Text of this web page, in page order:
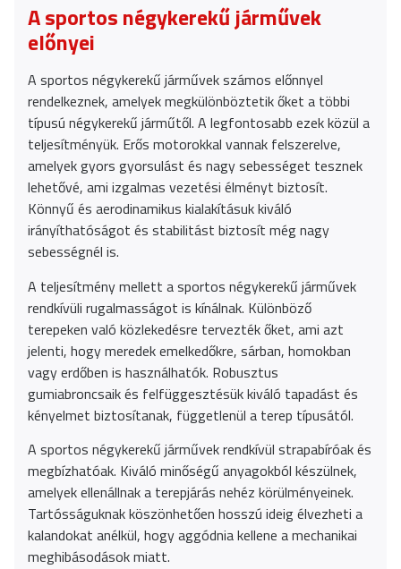
A sportos négykerekű járművek
előnyei
A sportos négykerekű járművek számos előnnyel
rendelkeznek, amelyek megkülönböztetik őket a többi
típusú négykerekű járműtől. A legfontosabb ezek közül a
teljesítményük. Erős motorokkal vannak felszerelve,
amelyek gyors gyorsulást és nagy sebességet tesznek
lehetővé, ami izgalmas vezetési élményt biztosít.
Könnyű és aerodinamikus kialakításuk kiváló
irányíthatóságot és stabilitást biztosít még nagy
sebességnél is.
A teljesítmény mellett a sportos négykerekű járművek
rendkívüli rugalmasságot is kínálnak. Különböző
terepeken való közlekedésre tervezték őket, ami azt
jelenti, hogy meredek emelkedőkre, sárban, homokban
vagy erdőben is használhatók. Robusztus
gumiabroncsaik és felfüggesztésük kiváló tapadást és
kényelmet biztosítanak, függetlenül a terep típusától.
A sportos négykerekű járművek rendkívül strapabíróak és
megbízhatóak. Kiváló minőségű anyagokból készülnek,
amelyek ellenállnak a terepjárás nehéz körülményeinek.
Tartósságuknak köszönhetően hosszú ideig élvezheti a
kalandokat anélkül, hogy aggódnia kellene a mechanikai
meghibásodások miatt.